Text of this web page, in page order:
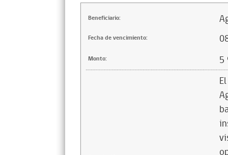
Beneficiario:
Fecha de vencimiento:
Monto: 5